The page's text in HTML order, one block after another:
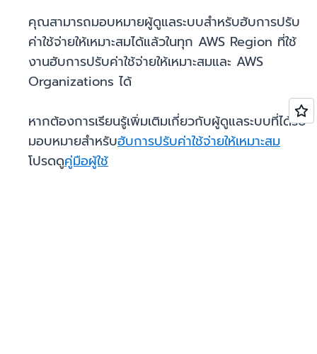
คุณสามารถมอบหมายผู้ดูแลระบบสำหรับฮับการปรับ
ค่าใช้จ่ายให้เหมาะสมได้แล้วในทุก AWS Region ที่ใช้
งานฮับการปรับค่าใช้จ่ายให้เหมาะสมและ AWS
Organizations ได้
หากต้องการเรียนรู้เพิ่มเติมเกี่ยวกับผู้ดูแลระบบที่ได้รับ
มอบหมายสำหรับฮับการปรับค่าใช้จ่ายให้เหมาะสม
โปรดดูคู่มือผู้ใช้